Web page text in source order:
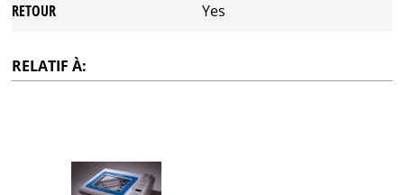
RETOUR Yes
RELATIF À: